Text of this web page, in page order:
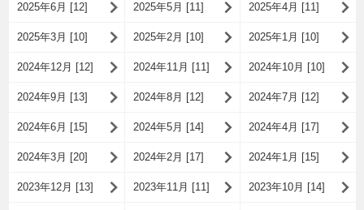
2025年6月 [12] 2025年5月 [11] 2025年4月 [11]
2025年3月 [10] 2025年2月 [10] 2025年1月 [10]
2024年12月 [12] 2024年11月 [11] 2024年10月 [10]
2024年9月 [13] 2024年8月 [12] 2024年7月 [12]
2024年6月 [15] 2024年5月 [14] 2024年4月 [17]
2024年3月 [20] 2024年2月 [17] 2024年1月 [15]
2023年12月 [13] 2023年11月 [11] 2023年10月 [14]